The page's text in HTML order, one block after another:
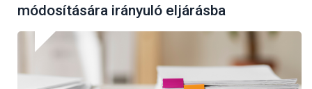
módosítására irányuló eljárásba